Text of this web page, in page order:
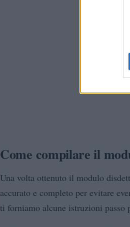
Come compilare il
Una volta ottenuto il modulo
accurato e completo per evitare
ti forniamo alcune istruzioni passo